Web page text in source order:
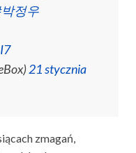
정우
21 stycznia
zmagań,